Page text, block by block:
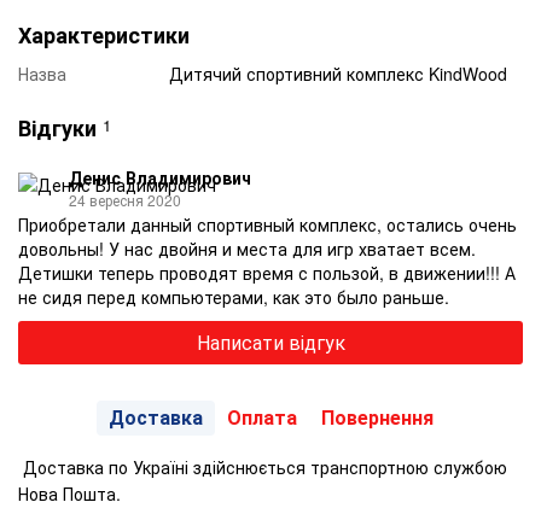
Характеристики
Назва Дитячий спортивний комплекс KindWood
Відгуки 1
Денис Владимирович
24 вересня 2020
Приобретали данный спортивный комплекс, остались очень
довольны! У нас двойня и места для игр хватает всем.
Детишки теперь проводят время с пользой, в движении!!! А
не сидя перед компьютерами, как это было раньше.
Написати відгук
Доставка Оплата Повернення
Доставка по Україні здійснюється транспортною службою
Нова Пошта.